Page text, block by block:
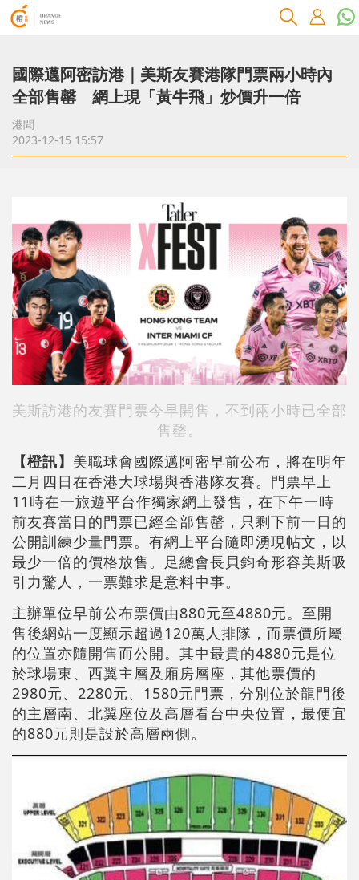
國際邁阿密訪港｜美斯友賽港隊門票兩小時內
全部售罄 網上現「黃牛飛」炒價升一倍
港聞
2023-12-15 15:57
美斯訪港的友賽門票今早開售，不到兩小時已全部
售罄。
【橙訊】 美職球會國際邁阿密早前公布，將在明年
二月四日在香港大球場與香港隊友賽。門票早上
11時在一旅遊平台作獨家網上發售，在下午一時
前友賽當日的門票已經全部售罄，只剩下前一日的
公開訓練少量門票。有網上平台隨即湧現帖文，以
最少一倍的價格放售。足總會長貝鈞奇形容美斯吸
引力驚人，一票難求是意料中事。
主辦單位早前公布票價由880元至4880元。至開
售後網站一度顯示超過120萬人排隊，而票價所屬
的位置亦隨開售而公開。其中最貴的4880元是位
於球場東、西翼主層及廂房層座，其他票價的
2980元、2280元、1580元門票，分別位於龍門後
的主層南、北翼座位及高層看台中央位置，最便宜
的880元則是設於高層兩側。